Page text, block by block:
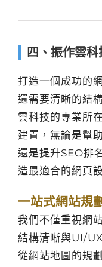
四、振作雲
打造一個成功的
還需要清晰的結
雲科技的專業所
建置，無論是幫
還是提升SEO排
造最適合的網頁
一站式網站規
我們不僅重視網
結構清晰與UI/
從網站地圖的規